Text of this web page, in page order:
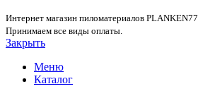
Интернет магазин пиломатериалов PLANKEN77
Принимаем все виды оплаты.
Закрыть
Меню
Каталог